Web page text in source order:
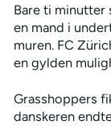
Bare ti minutter
en mand i
muren. FC
en gylden
Grasshoppers
danskeren